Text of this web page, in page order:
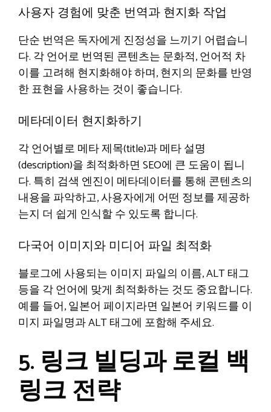
사용자 경험에 맞춘 번역과 현지화 작업
단순 번역은 독자에게 진정성을 느끼기 어렵습니
다. 각 언어로 번역된 콘텐츠는 문화적, 언어적 차
이를 고려해 현지화해야 하며, 현지의 문화를 반영
한 표현을 사용하는 것이 좋습니다.
메타데이터 현지화하기
각 언어별로 메타 제목(title)과 메타 설명
(description)을 최적화하면 SEO에 큰 도움이 됩니
다. 특히 검색 엔진이 메타데이터를 통해 콘텐츠의
내용을 파악하고, 사용자에게 어떤 정보를 제공하
는지 더 쉽게 인식할 수 있도록 합니다.
다국어 이미지와 미디어 파일 최적화
블로그에 사용되는 이미지 파일의 이름, ALT 태그
등을 각 언어에 맞게 최적화하는 것도 중요합니다.
예를 들어, 일본어 페이지라면 일본어 키워드를 이
미지 파일명과 ALT 태그에 포함해 주세요.
5. 링크 빌딩과 로컬 백
링크 전략